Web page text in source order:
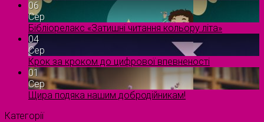
06
Сер
Бібліорелакс «Затишні читання кольору літа»
04
Сер
Крок за кроком до цифрової впевненості
01
Сер
Щира подяка нашим добродійникам!
Категорії